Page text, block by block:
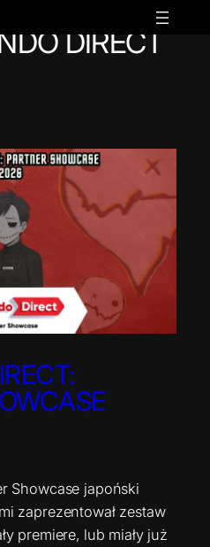
DIRECT
Showcase japoński
zaprezentował zestaw
premiere, lub miały już